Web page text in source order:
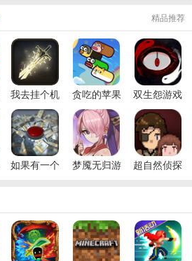
精品推荐
我去挂个机
手游
贪吃的苹果
蛇最新版
双生怨游戏
如果有一个
梦魇无归游
超自然侦探